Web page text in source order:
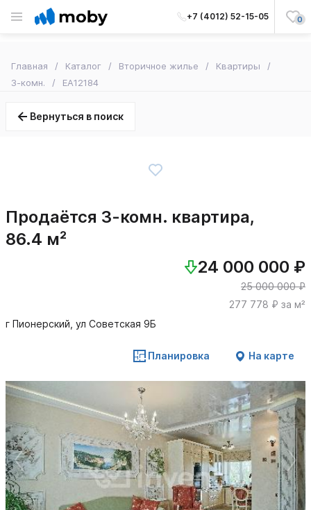
+7 (4012) 52-15-05 0
Главная Каталог Вторичное жилье
Квартиры
3-комн.
EA12184
Вернуться в поиск
Продаётся 3-комн. квартира,
86.4 м²
24 000 000 ₽
25 000 000 ₽
277 778 ₽ за м²
г Пионерский, ул Советская 9Б
Планировка На карте